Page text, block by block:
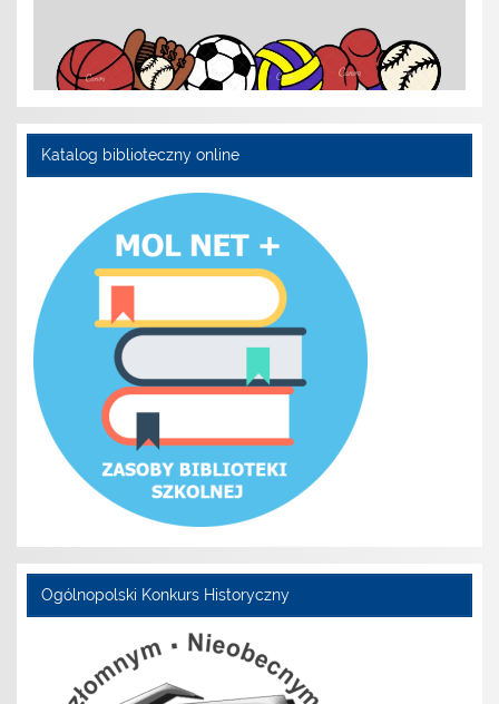
Katalog biblioteczny online
Ogólnopolski Konkurs Historyczny